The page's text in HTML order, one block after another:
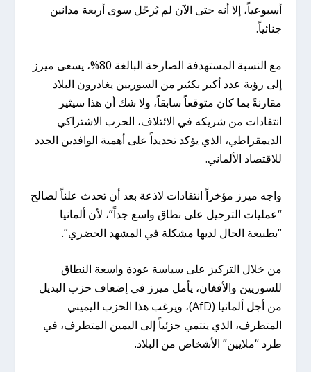
أسبوعياً، إلا أنه حتى الآن لم يُرحّل سوى أربعة مدانين
جنائياً.
مع النسبة المستهدفة الصارخة البالغة 80%، يسعى ميرز
إلى رؤية عدد أكبر بكثير من السوريين يغادرون البلاد
مقارنةً بما كان متوقعاً سابقاً، ولا شك أن هذا سيثير
انتقادات من شريكه في الائتلاف، الحزب الاشتراكي
الديمقراطي، الذي يؤكد تحديداً على أهمية الوافدين الجدد
للاقتصاد الألماني.
واجه ميرز مؤخراً انتقادات لاذعة بعد أن تحدث علناً لصالح
“عمليات الترحيل على نطاق واسع جداً”، لأن ألمانيا
“بطبيعة الحال لديها مشكلة في المشهد الحضري”.
من خلال التركيز على سياسة عودة واسعة النطاق
للسوريين والأفغان، يأمل ميرز في إضعاف حزب البديل
من أجل ألمانيا (AfD)، ويرغب هذا الحزب اليميني
المتطرف، الذي ينتمي جزئياً إلى اليمين المتطرف، في
طرد “ملايين” الأشخاص من البلاد.